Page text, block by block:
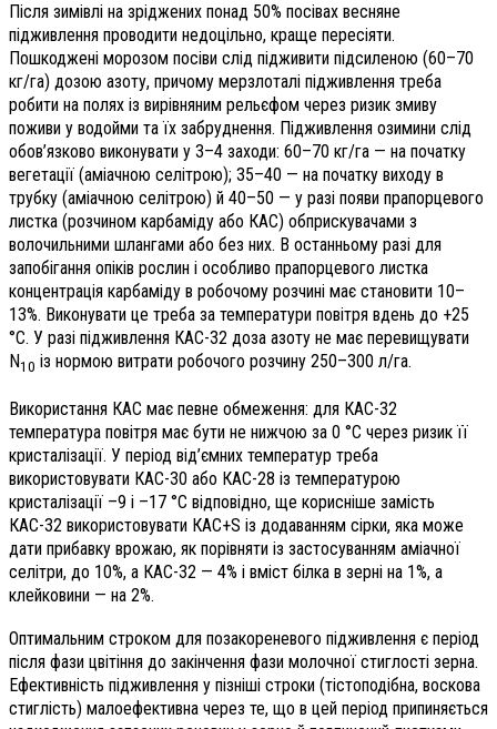
Після зимівлі на зріджених понад 50% посівах весняне
підживлення проводити недоцільно, краще пересіяти.
Пошкоджені морозом посіви слід підживити підсиленою (60–70
кг/га) дозою азоту, причому мерзлоталі підживлення треба
робити на полях із вирівняним рельєфом через ризик змиву
поживи у водойми та їх забруднення. Підживлення озимини слід
обов’язково виконувати у 3–4 заходи: 60–70 кг/га — на початку
вегетації (аміачною селітрою); 35–40 — на початку виходу в
трубку (аміачною селітрою) й 40–50 — у разі появи прапорцевого
листка (розчином карбаміду або КАС) обприскувачами з
волочильними шлангами або без них. В останньому разі для
запобігання опіків рослин і особливо прапорцевого листка
концентрація карбаміду в робочому розчині має становити 10–
13%. Виконувати це треба за температури повітря вдень до +25
°С. У разі підживлення КАС-32 доза азоту не має перевищувати
N10 із нормою витрати робочого розчину 250–300 л/га.
Використання КАС має певне обмеження: для КАС-32
температура повітря має бути не нижчою за 0 °С через ризик її
кристалізації. У період від’ємних температур треба
використовувати КАС-30 або КАС-28 із температурою
кристалізації –9 і –17 °С відповідно, ще корисніше замість
КАС-32 використовувати КАС+S із додаванням сірки, яка може
дати прибавку врожаю, як порівняти із застосуванням аміачної
селітри, до 10%, а КАС-32 — 4% і вміст білка в зерні на 1%, а
клейковини — на 2%.
Оптимальним строком для позакореневого підживлення є період
після фази цвітіння до закінчення фази молочної стиглості зерна.
Ефективність підживлення у пізніші строки (тістоподібна, воскова
стиглість) малоефективна через те, що в цей період припиняється